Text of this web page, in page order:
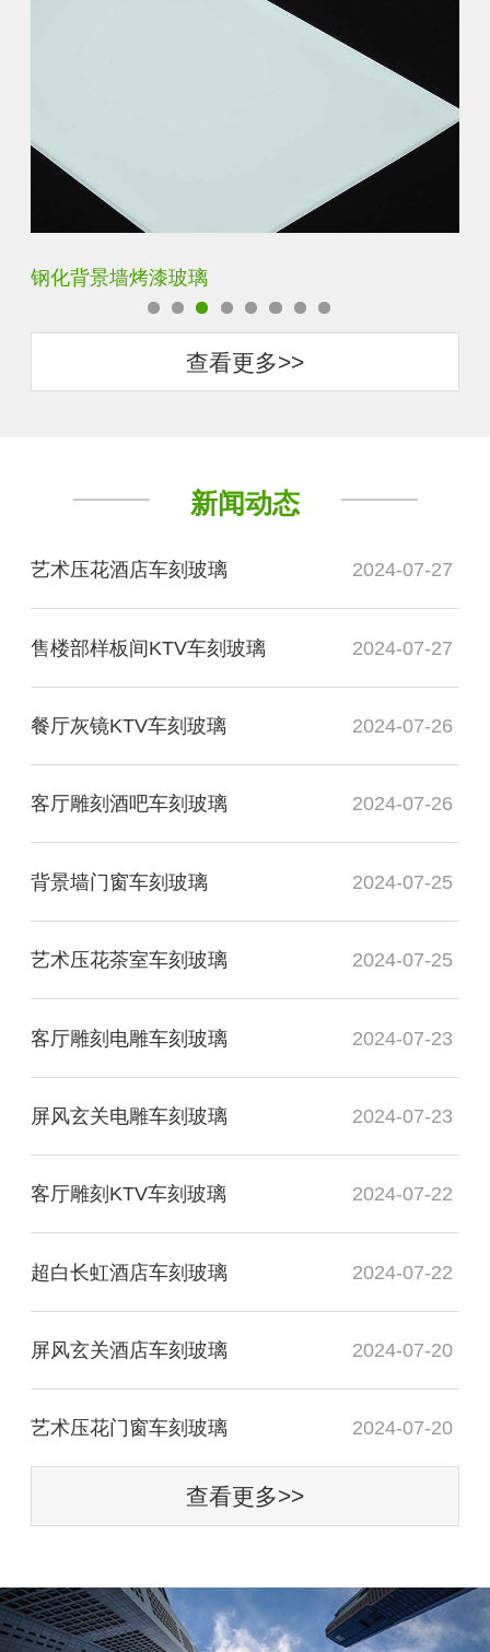
钢化背景墙烤漆玻璃
查看更多>>
新闻动态
艺术压花酒店车刻玻璃 2024-07-27
售楼部样板间KTV车刻玻璃 2024-07-27
餐厅灰镜KTV车刻玻璃 2024-07-26
客厅雕刻酒吧车刻玻璃 2024-07-26
背景墙门窗车刻玻璃 2024-07-25
艺术压花茶室车刻玻璃 2024-07-25
客厅雕刻电雕车刻玻璃 2024-07-23
屏风玄关电雕车刻玻璃 2024-07-23
客厅雕刻KTV车刻玻璃 2024-07-22
超白长虹酒店车刻玻璃 2024-07-22
屏风玄关酒店车刻玻璃 2024-07-20
艺术压花门窗车刻玻璃 2024-07-20
查看更多>>